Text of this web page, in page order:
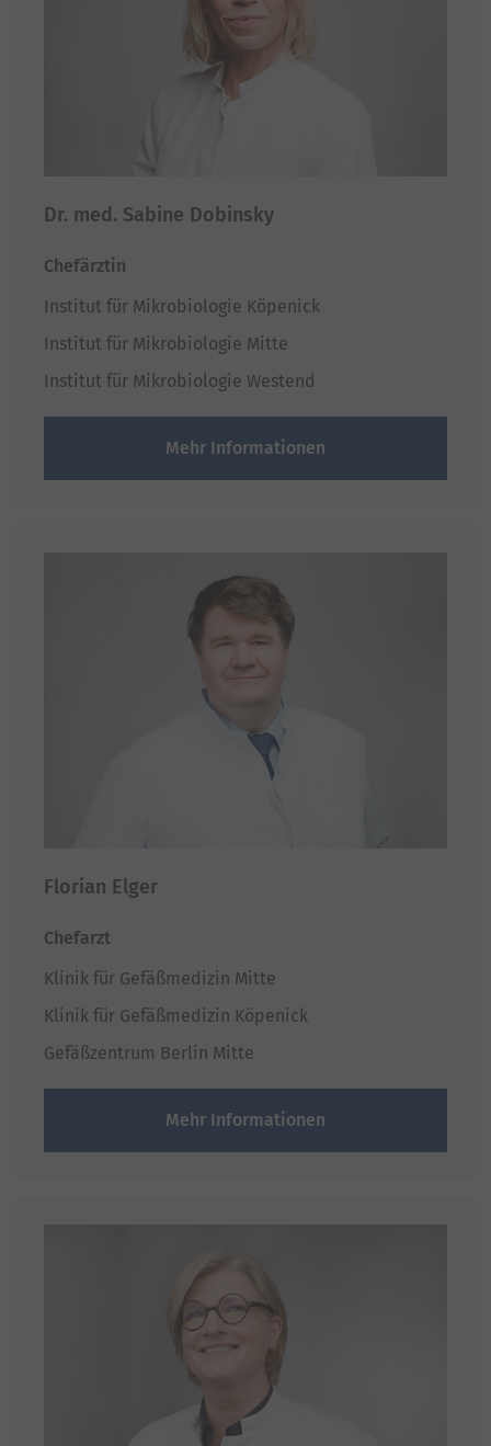
Dr. med. Sabine Dobinsky
Chefärztin
Institut für Mikrobiologie Köpenick
Institut für Mikrobiologie Mitte
Institut für Mikrobiologie Westend
Mehr Informationen
Florian Elger
Chefarzt
Klinik für Gefäßmedizin Mitte
Klinik für Gefäßmedizin Köpenick
Gefäßzentrum Berlin Mitte
Mehr Informationen